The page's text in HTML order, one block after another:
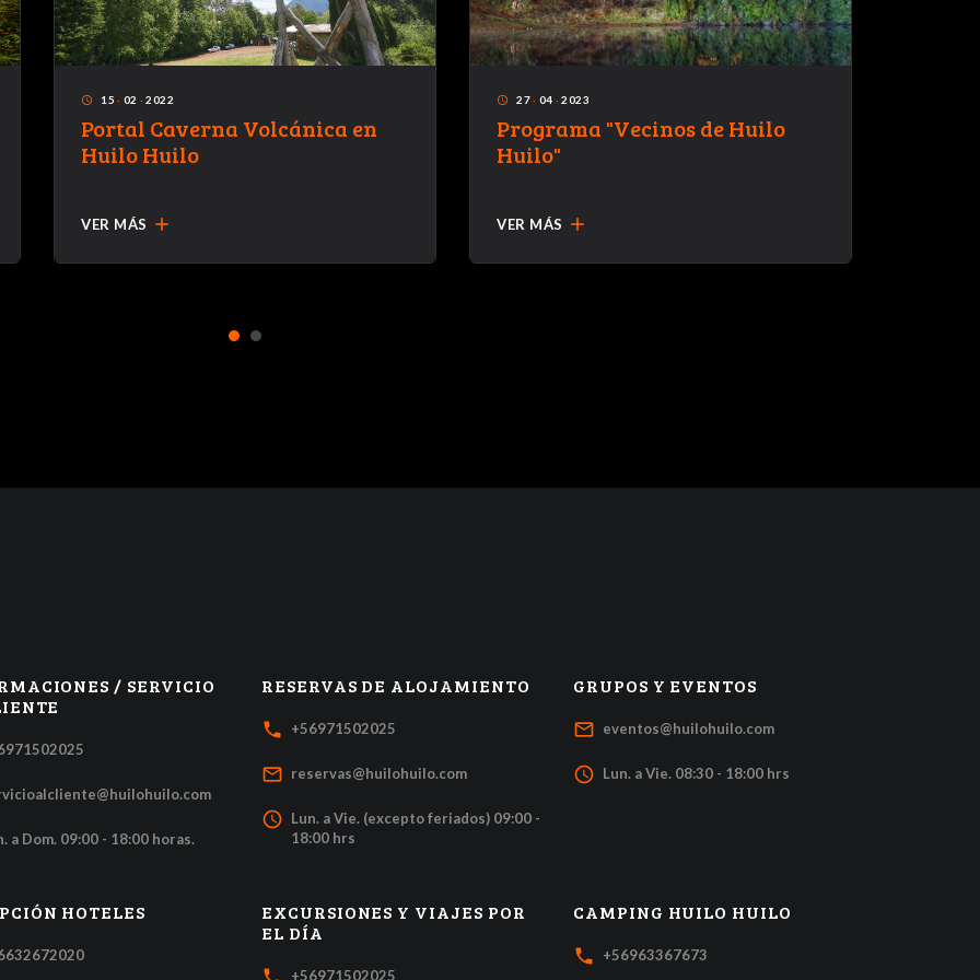
access_time 15 · 02 · 2022
Portal Caverna Volcánica en
Huilo Huilo
VER MÁS add
access_time 27· 04 · 2023
Programa "Vecinos de Huilo
Huilo"
VER MÁS add
1 2
/ SERVICIO
a Dom. 09:00 - 18:00 horas.
RESERVAS DE ALOJAMIENTO
local_phone +56971502025
mail_outline reservas@huilohuilo.com
access_time Lun. a Vie. (excepto feriados) 09:00 -
18:00 hrs
GRUPOS Y EVENTOS
mail_outline eventos@huilohuilo.com
access_time Lun. a Vie. 08:30 - 18:00 hrs
HOTELES
EXCURSIONES Y VIAJES POR
EL DÍA
+56971502025
CAMPING HUILO HUILO
local_phone +56963367673